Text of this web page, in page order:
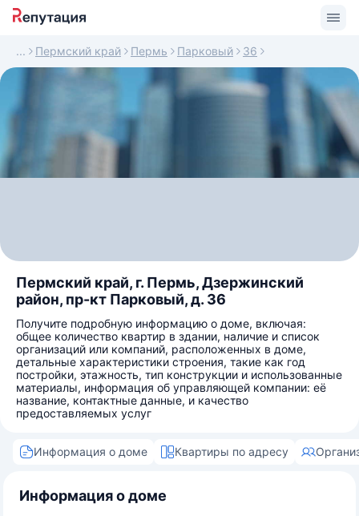
Пермский край Пермь Парковый 36
Пермский край, г. Пермь, Дзержинский
район, пр-кт Парковый, д. 36
Получите подробную информацию о доме, включая:
общее количество квартир в здании, наличие и список
организаций или компаний, расположенных в доме,
детальные характеристики строения, такие как год
постройки, этажность, тип конструкции и использованные
материалы, информация об управляющей компании: её
название, контактные данные, и качество
предоставляемых услуг
Информация о доме Квартиры по адресу
Информация о доме